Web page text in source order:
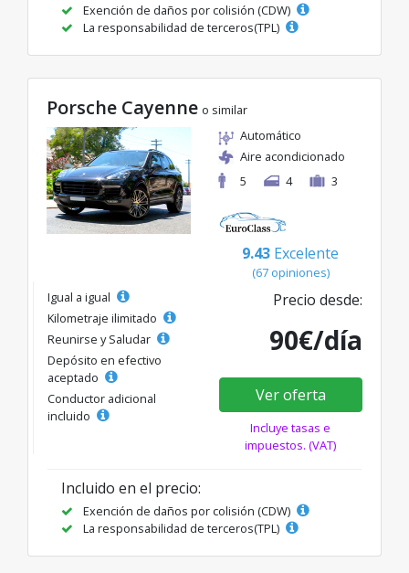
Exención de daños por colisión (CDW)
La responsabilidad de terceros(TPL)
Porsche Cayenne o similar
Automático
Aire acondicionado
5
4 3
9.43 Excelente
(67 opiniones)
Igual a igual
Kilometraje ilimitado
Reunirse y Saludar
Depósito en efectivo
aceptado
Conductor adicional
incluido
Precio desde:
90€/día
Ver oferta
Incluye tasas e
impuestos. (VAT)
Incluido en el precio:
Exención de daños por colisión (CDW)
La responsabilidad de terceros(TPL)